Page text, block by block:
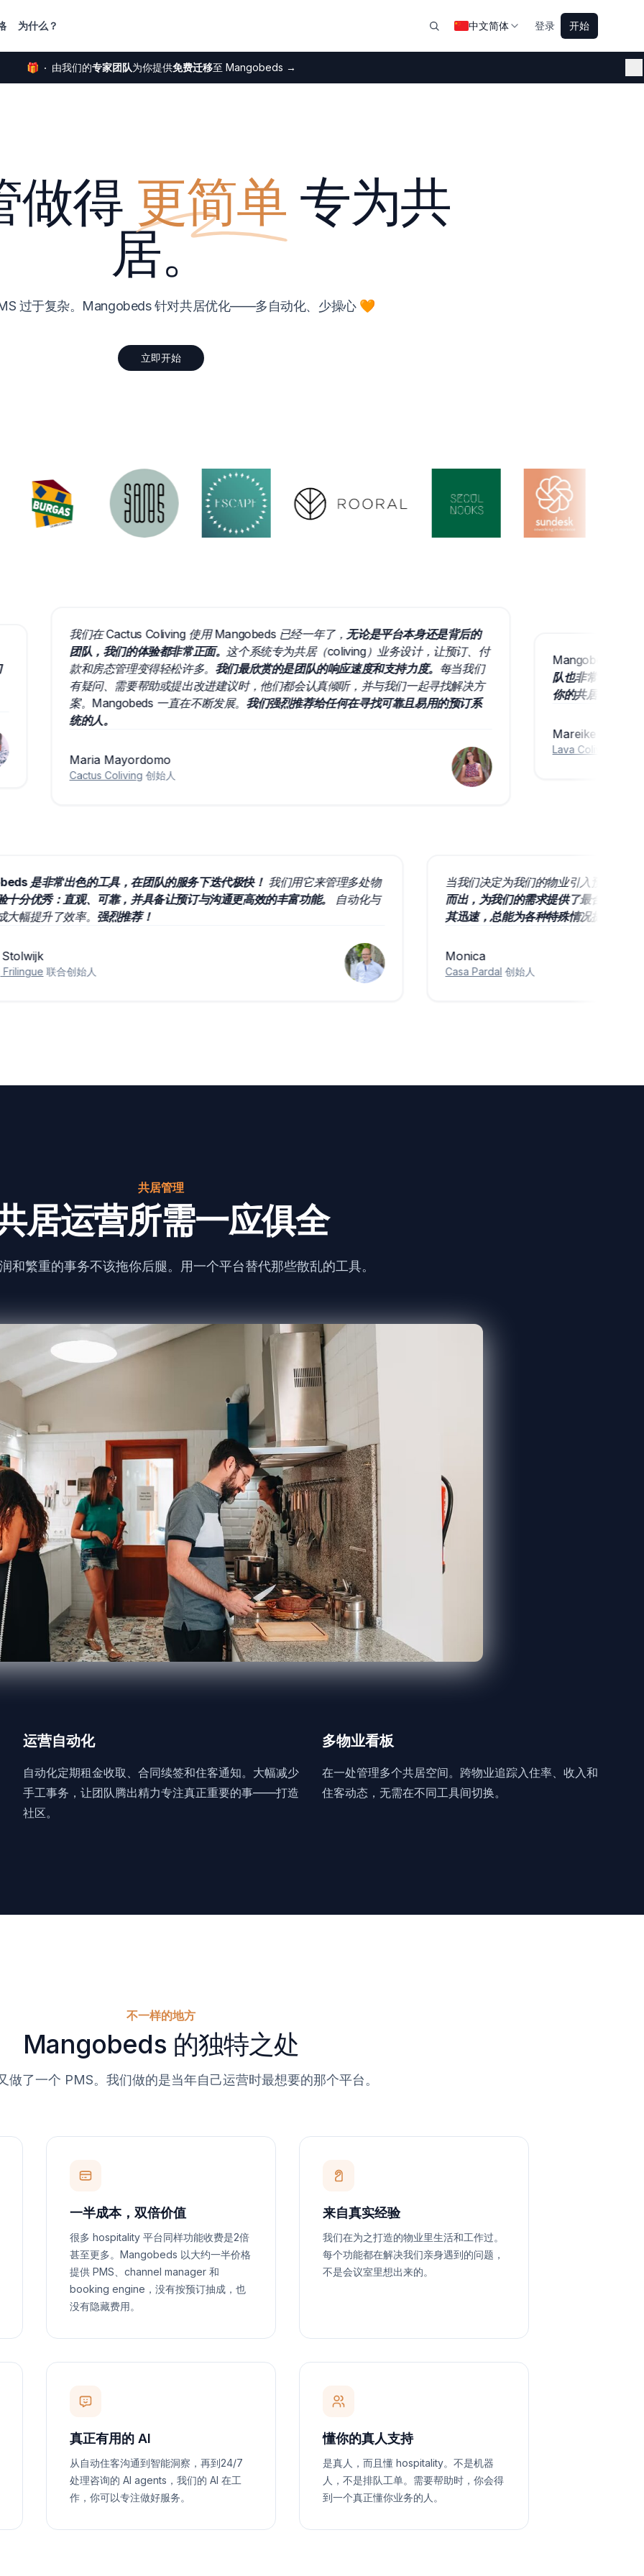
为什么？ 中文简体 登录 开始
🎁 由我们的专家团队为你提供免费迁移至 Mangobeds →
做得 更简单 专为共
居。
过于复杂。Mangobeds 针对共居优化——多自动化、少操心 🧡
立即开始
我们在 Cactus Coliving 使用 Mangobeds 已经一年了，无论是平台本身还是背后的
团队，我们的体验都非常正面。这个系统专为共居（coliving）业务设计，让预订、付
款和房态管理变得轻松许多。我们最欣赏的是团队的响应速度和支持力度。每当我们
有疑问、需要帮助或提出改进建议时，他们都会认真倾听，并与我们一起寻找解决方
案。Mangobeds 一直在不断发展。我们强烈推荐给任何在寻找可靠且易用的预订系
统的人。
Maria Mayordomo
Cactus Coliving创始人
Mangobeds 对我们的共
队也非常棒。他们乐于倾
你的共居空间！
Mareike Sudek
Lava Coliving创始人
Mangobeds 是非常出色的工具，在团队的服务下迭代极快！我们用它来管理多处物
业，体验十分优秀：直观、可靠，并具备让预订与沟通更高效的丰富功能。自动化与
日历集成大幅提升了效率。强烈推荐！
Stefan Stolwijk
Coliving Frilingue联合创始人
当我们决定为我们的物业引入
而出，为我们的需求提供了最
其迅速，总能为各种特殊情况
Casa Pardal
共居管理
居运营所需一应俱全
和繁重的事务不该拖你后腿。用一个平台替代那些散乱的工具。
运营自动化
自动化定期租金收取、合同续签和住客通知。大幅减少
手工事务，让团队腾出精力专注真正重要的事——打造
社区。
多物业看板
在一处管理多个共居空间。跨物业追踪入住率、收入和
住客动态，无需在不同工具间切换。
不一样的地方
Mangobeds 的独特之处
做了一个 PMS。我们做的是当年自己运营时最想要的那个平台。
一半成本，双倍价值
很多 hospitality 平台同样功能收费是2倍
甚至更多。Mangobeds 以大约一半价格
提供 PMS、channel manager 和
booking engine，没有按预订抽成，也
没有隐藏费用。
来自真实经验
我们在为之打造的物业里生活和工作过。
每个功能都在解决我们亲身遇到的问题，
不是会议室里想出来的。
真正有用的 AI
从自动住客沟通到智能洞察，再到24/7
处理咨询的 AI agents，我们的 AI 在工
作，你可以专注做好服务。
懂你的真人支持
是真人，而且懂 hospitality。不是机器
人，不是排队工单。需要帮助时，你会得
到一个真正懂你业务的人。